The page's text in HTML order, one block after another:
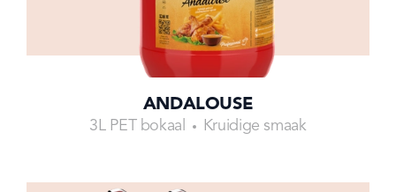
ANDALOUSE
3L PET bokaal Kruidige smaak